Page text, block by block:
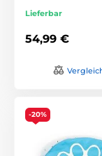
Lieferbar
54,99 €
-20%